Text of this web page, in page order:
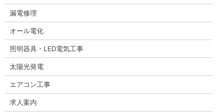
漏電修理
オール電化
照明器具・LED電気工事
太陽光発電
エアコン工事
求人案内